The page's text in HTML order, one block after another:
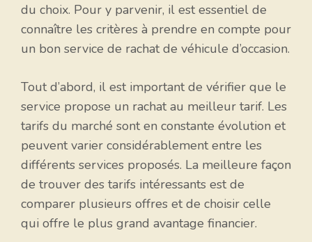
du choix. Pour y parvenir, il est essentiel de
connaître les critères à prendre en compte pour
un bon service de rachat de véhicule d’occasion.
Tout d’abord, il est important de vérifier que le
service propose un rachat au meilleur tarif. Les
tarifs du marché sont en constante évolution et
peuvent varier considérablement entre les
différents services proposés. La meilleure façon
de trouver des tarifs intéressants est de
comparer plusieurs offres et de choisir celle
qui offre le plus grand avantage financier.